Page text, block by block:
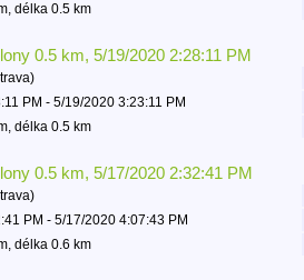
délka 0.5 km
0.5 km, 5/19/2020 2:28:11 PM
PM - 5/19/2020 3:23:11 PM
délka 0.5 km
0.5 km, 5/17/2020 2:32:41 PM
PM - 5/17/2020 4:07:43 PM
délka 0.6 km